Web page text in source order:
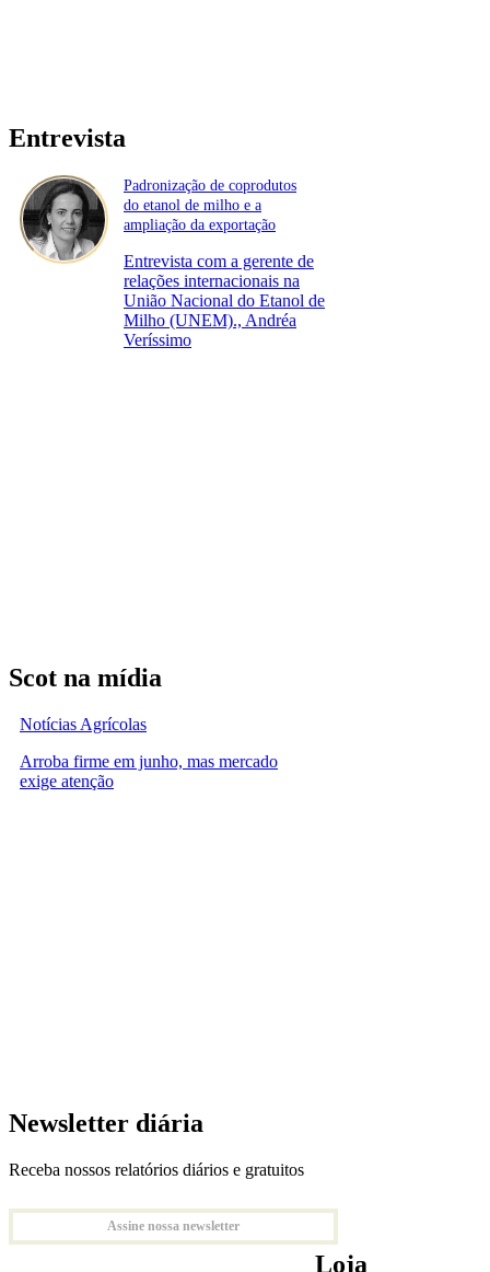
Entrevista
Padronização de coprodutos
do etanol de milho e a
ampliação da exportação
Entrevista com a gerente de
relações internacionais na
União Nacional do Etanol de
Milho (UNEM)., Andréa
Veríssimo
Scot na mídia
Notícias Agrícolas
Arroba firme em junho, mas mercado
exige atenção
Newsletter diária
Receba nossos relatórios diários e gratuitos
Assine nossa newsletter
Loja